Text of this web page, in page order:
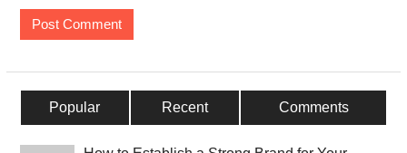
Popular Recent Comments